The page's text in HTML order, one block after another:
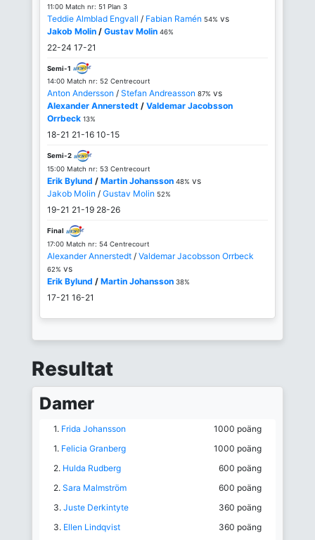
11:00 Match nr: 51 Plan 3
Teddie Almblad Engvall / Fabian Ramén 54% vs
Jakob Molin / Gustav Molin 46%
22-24 17-21
Semi-1
14:00 Match nr: 52 Centrecourt
Anton Andersson / Stefan Andreasson 87% vs
Alexander Annerstedt / Valdemar Jacobsson
Orrbeck 13%
18-21 21-16 10-15
Semi-2
15:00 Match nr: 53 Centrecourt
Erik Bylund / Martin Johansson 48% vs
Jakob Molin / Gustav Molin 52%
19-21 21-19 28-26
Final
17:00 Match nr: 54 Centrecourt
Alexander Annerstedt / Valdemar Jacobsson Orrbeck
62% vs
Erik Bylund / Martin Johansson 38%
17-21 16-21
Resultat
Damer
1. Frida Johansson
1000 poäng
1. Felicia Granberg
1000 poäng
2. Hulda Rudberg
600 poäng
2. Sara Malmström
600 poäng
3. Juste Derkintyte
360 poäng
3. Ellen Lindqvist
360 poäng